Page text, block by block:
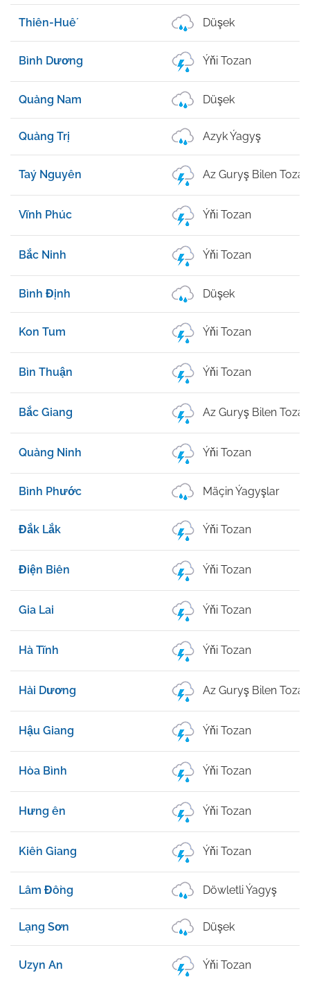
Thiên-Huế Düşek
Bình Dương Ýňi Tozan
Quảng Nam Düşek
Quảng Trị Azyk Ýagyş
Taý Nguyên Az Guryş Bilen Tozan
Vĩnh Phúc Ýňi Tozan
Bắc Ninh Ýňi Tozan
Bình Định Düşek
Kon Tum Ýňi Tozan
Bìn Thuận Ýňi Tozan
Bắc Giang Az Guryş Bilen Tozan
Quảng Ninh Ýňi Tozan
Bình Phước Mäçin Ýagyşlar
Đắk Lắk Ýňi Tozan
Điện Biên Ýňi Tozan
Gia Lai Ýňi Tozan
Hà Tĩnh Ýňi Tozan
Hải Dương Az Guryş Bilen Tozan
Hậu Giang Ýňi Tozan
Hòa Bình Ýňi Tozan
Hưng ên Ýňi Tozan
Kiến Giang Ýňi Tozan
Lâm Đồng Döwletli Ýagyş
Lạng Sơn Düşek
Uzyn An Ýňi Tozan